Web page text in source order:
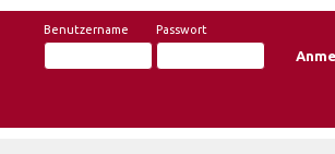
Benutzername Passwort